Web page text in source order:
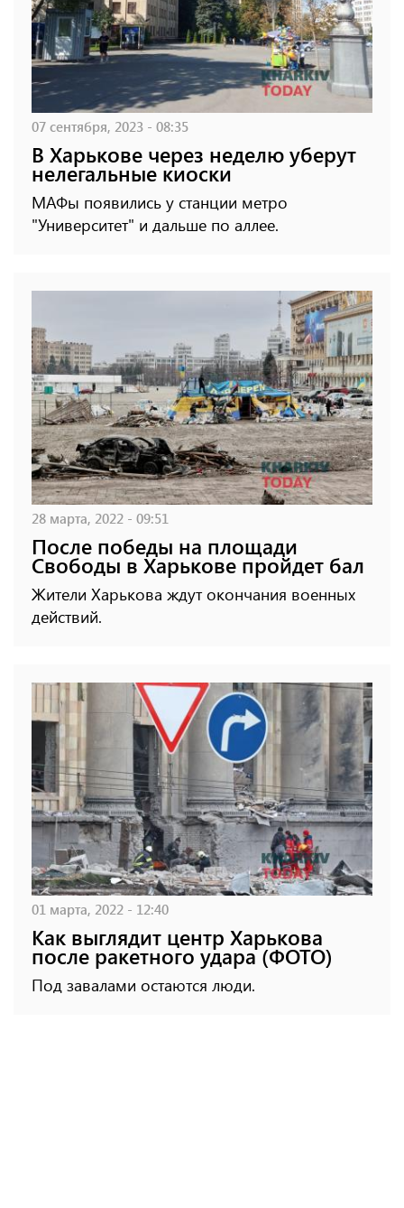
07 сентября, 2023 - 08:35
В Харькове через неделю уберут
нелегальные киоски
МАФы появились у станции метро
"Университет" и дальше по аллее.
28 марта, 2022 - 09:51
После победы на площади
Свободы в Харькове пройдет бал
Жители Харькова ждут окончания военных
действий.
01 марта, 2022 - 12:40
Как выглядит центр Харькова
после ракетного удара (ФОТО)
Под завалами остаются люди.